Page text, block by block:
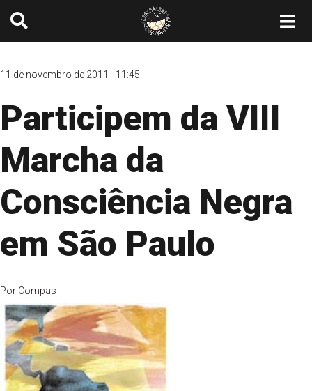
11 de novembro de 2011 - 11:45
Participem da VIII
Marcha da
Consciência Negra
em São Paulo
Por Compas